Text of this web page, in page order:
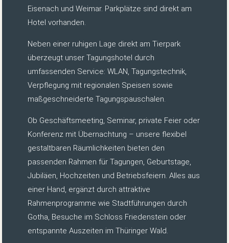
Eisenach und Weimar. Parkplätze sind direkt am
Hotel vorhanden.
Neben einer ruhigen Lage direkt am Tierpark
überzeugt unser Tagungshotel durch
umfassenden Service: WLAN, Tagungstechnik,
Verpflegung mit regionalen Speisen sowie
maßgeschneiderte Tagungspauschalen.
Ob Geschäftsmeeting, Seminar, private Feier oder
Konferenz mit Übernachtung – unsere flexibel
gestaltbaren Räumlichkeiten bieten den
passenden Rahmen für Tagungen, Geburtstage,
Jubiläen, Hochzeiten und Betriebsfeiern. Alles aus
einer Hand, ergänzt durch attraktive
Rahmenprogramme wie Stadtführungen durch
Gotha, Besuche im Schloss Friedenstein oder
entspannte Auszeiten im Thüringer Wald.